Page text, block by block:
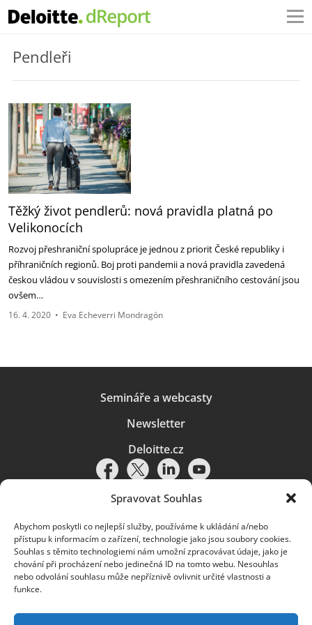
Spravovat Souhlas
Abychom poskytli co nejlepší služby, používáme k ukládání a/nebo
přístupu k informacím o zařízení, technologie jako jsou soubory cookies.
Souhlas s těmito technologiemi nám umožní zpracovávat údaje, jako je
chování při procházení nebo jedinečná ID na tomto webu. Nesouhlas
nebo odvolání souhlasu může nepříznivě ovlivnit určité vlastnosti a
funkce.
Pendleři
Těžký život pendlerů: nová pravidla platná po
Velikonocích
Rozvoj přeshraniční spolupráce je jednou z priorit České republiky i
příhraničních regionů. Boj proti pandemii a nová pravidla zavedená
českou vládou v souvislosti s omezením přeshraničního cestování jsou
ovšem…
16. 4. 2020 • Eva Echeverri Mondragón
Semináře a webcasty
Newsletter
Deloitte.cz
Pravidla používání|Ochrana osobních údajů|Soubory cookies |
Deloitte.cz
© 2026. Více informací najdete vPravidlech používání.
Deloitte označuje jednu či více společností globální sítě členských
a přidružené subjekty (souhrnně „organizace Deloitte“). Společnost DTTL